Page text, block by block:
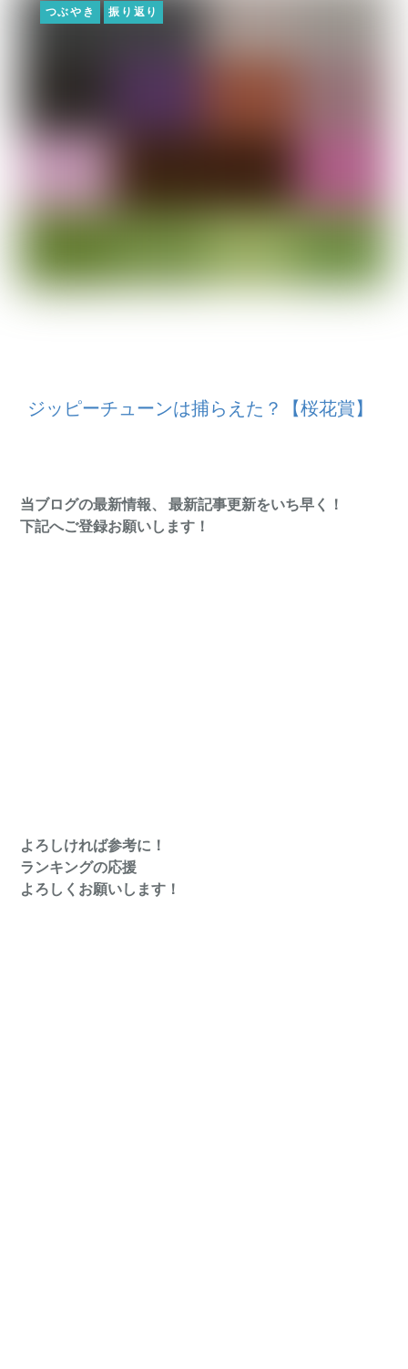
つぶやき 振り返り
ジッピーチューンは捕らえた？【桜花賞】
当ブログの最新情報、 最新記事更新をいち早く！
下記へご登録お願いします！
よろしければ参考に！
ランキングの応援
よろしくお願いします！